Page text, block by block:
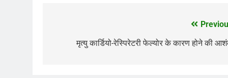
navigation
मृत्यु कार्डियो-रेस्पिरेटरी फेल्योर के कारण होने की